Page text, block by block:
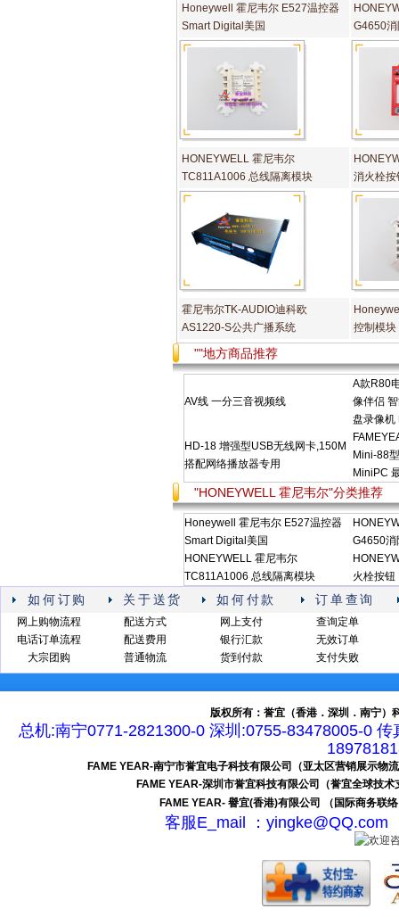
Honeywell 霍尼韦尔 E527温控器
Smart Digital美国
G4650
HONEYWELL 霍尼韦尔
TC811A1006 总线隔离模块
消火栓按
霍尼韦尔TK-AUDIO迪科欧
AS1220-S公共广播系统
控制模块
""地方商品推荐
AV线 一分三音视频线
A款R80
像伴侣
盘录像机
HD-18 增强型USB无线网卡,150M
搭配网络播放器专用
Mini-88
MiniPC
"HONEYWELL 霍尼韦尔"分类推荐
Honeywell 霍尼韦尔 E527温控器
Smart Digital美国
G4650消
HONEYWELL 霍尼韦尔
TC811A1006 总线隔离模块
火栓按钮
如何订购 关于送货 如何付款 订单查询
网上购物流程
电话订单流程
大宗团购
配送方式
配送费用
普通物流
网上支付
银行汇款
货到付款
查询定单
无效订单
支付失败
版权所有：誉宜（香港．深圳．南宁
总机:南宁0771-2821300-0 深圳:0755-83478005-0
FAME YEAR-南宁市誉宜电子科技有限公司（亚太区营销展示物
FAME YEAR-深圳市誉宜科技有限公司（誉宜全球技术
FAME YEAR- 譽宜(香港)有限公司 （国际商务联
客服E_mail ：